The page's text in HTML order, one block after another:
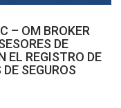
– OM BROKER
DE
EL REGISTRO DE
SEGUROS